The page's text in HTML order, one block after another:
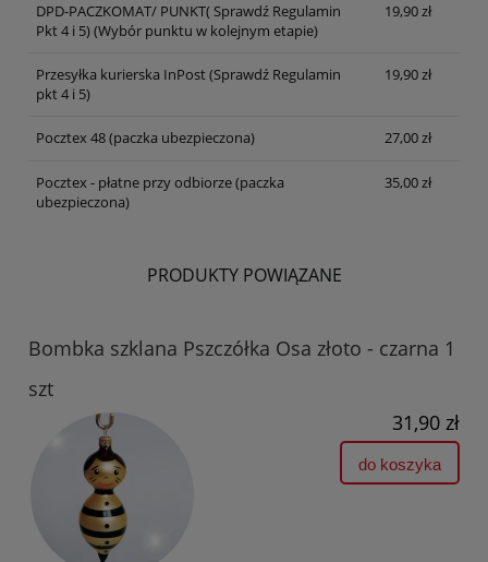
DPD-PACZKOMAT/ PUNKT( Sprawdź Regulamin
Pkt 4 i 5)(Wybór punktu w kolejnym etapie)
19,90 zł
Przesyłka kurierska InPost (Sprawdź Regulamin
pkt 4 i 5)
19,90 zł
Pocztex 48 (paczka ubezpieczona) 27,00 zł
Pocztex - płatne przy odbiorze (paczka
ubezpieczona)
35,00 zł
PRODUKTY POWIĄZANE
Bombka szklana Pszczółka Osa złoto - czarna 1
szt
31,90 zł
do koszyka